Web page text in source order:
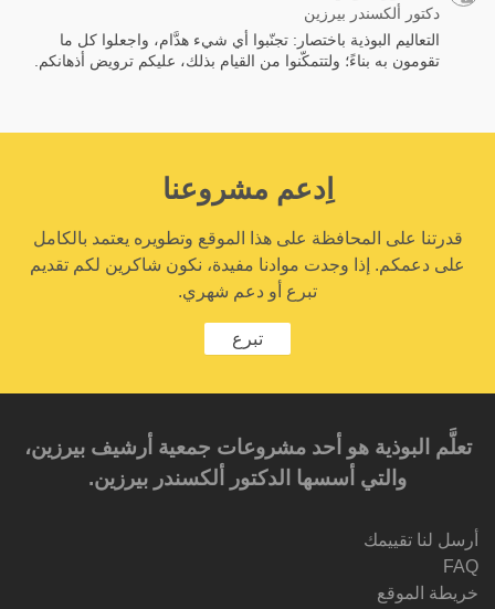
دكتور ألكسندر بيرزين
التعاليم البوذية باختصار: تجنّبوا أي شيء هدَّام، واجعلوا كل ما
تقومون به بناءً؛ ولتتمكّنوا من القيام بذلك، عليكم ترويض أذهانكم.
اِدعم مشروعنا
قدرتنا على المحافظة على هذا الموقع وتطويره يعتمد بالكامل
على دعمكم. إذا وجدت موادنا مفيدة، نكون شاكرين لكم تقديم
تبرع أو دعم شهري.
تبرع
تعلَّم البوذية هو أحد مشروعات جمعية أرشيف بيرزين،
والتي أسسها الدكتور ألكسندر بيرزين.‎‎
أرسل لنا تقييمك
FAQ
خريطة الموقع